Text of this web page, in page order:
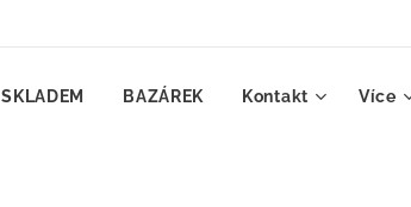
SKLADEM BAZÁREK Kontakt Více